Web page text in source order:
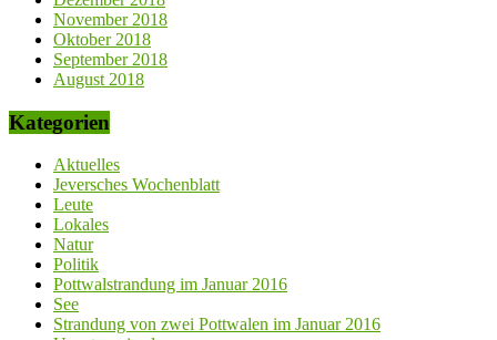
November 2018
Oktober 2018
September 2018
August 2018
Kategorien
Aktuelles
Jeversches Wochenblatt
Leute
Lokales
Natur
Politik
Pottwalstrandung im Januar 2016
See
Strandung von zwei Pottwalen im Januar 2016